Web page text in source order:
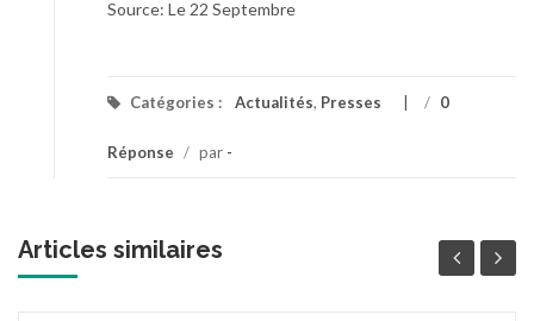
Source: Le 22 Septembre
Catégories : Actualités, Presses / 0
Réponse / par -
Articles similaires